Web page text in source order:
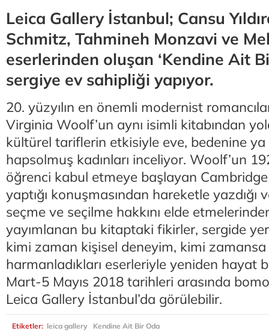
Leica Gallery İstanbul; Cansu
Schmitz, Tahmineh Monzavi ve
eserlerinden oluşan ‘Kendine Ait
sergiye ev sahipliği yapıyor.
20. yüzyılın en önemli modernist
Virginia Woolf’un aynı isimli kitabından
kültürel tariflerin etkisiyle eve, bedenine
hapsolmuş kadınları inceliyor. Woolf’un
öğrenci kabul etmeye başlayan
yaptığı konuşmasından hareketle yazdığı
seçme ve seçilme hakkını elde
yayımlanan bu kitaptaki fikirler, sergide
kimi zaman kişisel deneyim, kimi
harmanladıkları eserleriyle yeniden hayat
Mart-5 Mayıs 2018 tarihleri arasında
Leica Gallery İstanbul’da görülebilir.
Etiketler: leica gallery Kendine Ait Bir Oda